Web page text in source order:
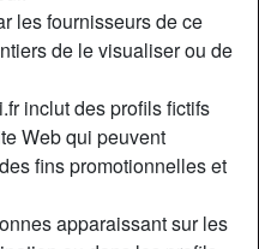
les fournisseurs de ce
de le visualiser ou de
inclut des profils fictifs
Web qui peuvent
fins promotionnelles et
apparaissant sur les
Femme
Célibataire
Blonde
Bleu
À l'occasion